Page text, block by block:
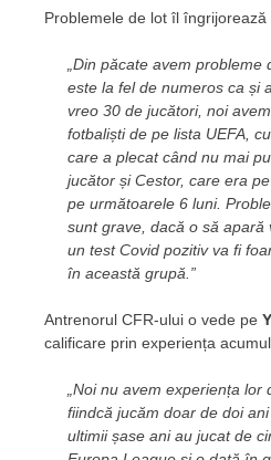
Problemele de lot îl îngrijorează
„Din păcate avem
este la fel de numeros ca și
vreo 30 de jucători, noi
fotbaliști de pe lista UEFA,
care a plecat când nu mai
jucător și Cestor, care era
pe următoarele 6 luni.
sunt grave, dacă o să apară
un test Covid pozitiv va fi
în această grupă.”
Antrenorul CFR-ului o vede pe
calificare prin experiența
„Noi nu avem experiența lor
fiindcă jucăm doar de doi
ultimii șase ani au jucat de